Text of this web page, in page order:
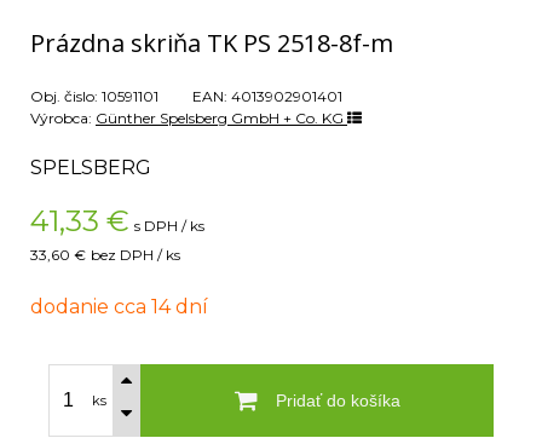
Prázdna skriňa TK PS 2518-8f-m
Obj. čislo: 10591101 EAN: 4013902901401
Výrobca: Günther Spelsberg GmbH + Co. KG
SPELSBERG
41,33 € s DPH / ks
33,60 € bez DPH / ks
dodanie cca 14 dní
ks Pridať do košíka